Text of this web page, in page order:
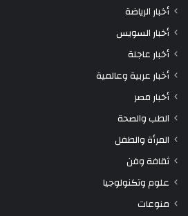
أخبار الرياضة
أخبار السويس
أخبار عاجلة
أخبار عربية وعالمية
أخبار مصر
الطب والصحة
المرأة والطفل
ثقافة وفن
علوم وتكنولوجيا
منوعات